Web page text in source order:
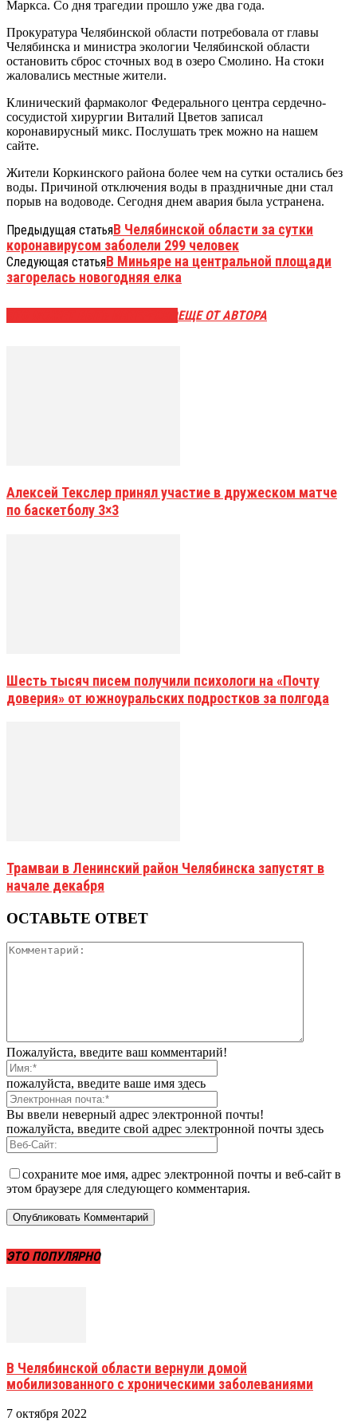
Маркса. Со дня трагедии прошло уже два года.
Прокуратура Челябинской области потребовала от главы
Челябинска и министра экологии Челябинской области
остановить сброс сточных вод в озеро Смолино. На стоки
жаловались местные жители.
Клинический фармаколог Федерального центра сердечно-
сосудистой хирургии Виталий Цветов записал
коронавирусный микс. Послушать трек можно на нашем
сайте.
Жители Коркинского района более чем на сутки остались без
воды. Причиной отключения воды в праздничные дни стал
порыв на водоводе. Сегодня днем авария была устранена.
Предыдущая статьяВ Челябинской области за сутки
коронавирусом заболели 299 человек
Следующая статьяВ Миньяре на центральной площади
загорелась новогодняя елка
ЕЩЕ ОТ АВТОРА
Алексей Текслер принял участие в дружеском матче
по баскетболу 3×3
Шесть тысяч писем получили психологи на «Почту
доверия» от южноуральских подростков за полгода
Трамваи в Ленинский район Челябинска запустят в
начале декабря
ОСТАВЬТЕ ОТВЕТ
Пожалуйста, введите ваш комментарий!
пожалуйста, введите ваше имя здесь
Вы ввели неверный адрес электронной почты!
пожалуйста, введите свой адрес электронной почты здесь
сохраните мое имя, адрес электронной почты и веб-сайт в
этом браузере для следующего комментария.
ЭТО ПОПУЛЯРНО
В Челябинской области вернули домой
мобилизованного с хроническими заболеваниями
7 октября 2022